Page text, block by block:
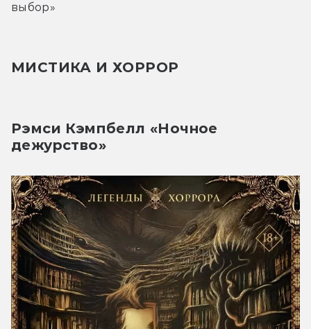
выбор»
МИСТИКА И ХОРРОР
Рэмси Кэмпбелл «Ночное
дежурство»